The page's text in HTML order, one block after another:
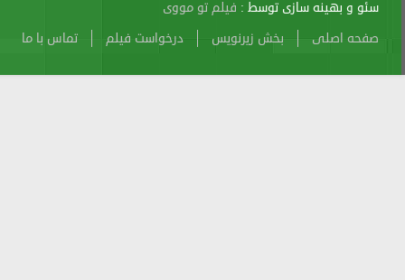
sitemap Atom Cache Search Alexa